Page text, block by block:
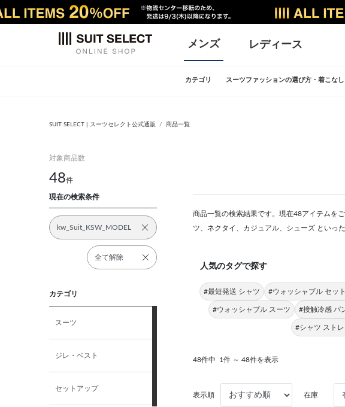
メンズ レディース
カテゴリ スーツファッションの選び方・着こな
SUIT SELECT | スーツセレクト公式通販 商品一覧
対象商品数
48件
現在の検索条件
kw_Suit_KSW_MODEL
全て解除
カテゴリ
スーツ
ジレ・ベスト
セットアップ
商品一覧の検索結果です。現在48アイテムを
ツ、ネクタイ、カジュアル、シューズ といっ
人気のタグで探す
#最短発送 シャツ #ウォッシャブル セッ
#ウォッシャブル スーツ #接触冷感 パ
#シャツ スト
48件中 1件 ～ 48件を表示
表示順 在庫